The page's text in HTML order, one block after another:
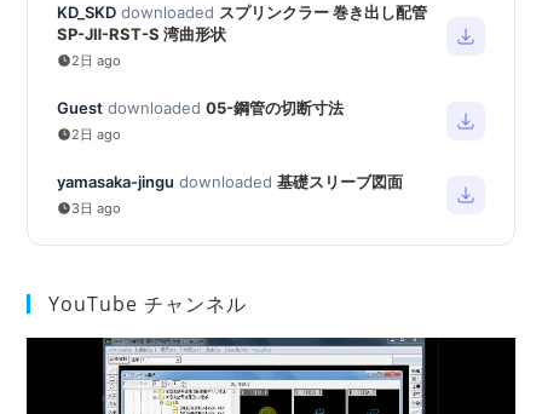
KD_SKD downloaded スプリンクラー 巻き出し配管
SP-JⅡ-RST-S 湾曲形状
2日 ago
Guest downloaded 05-鋼管の切断寸法
2日 ago
yamasaka-jingu downloaded 基礎スリーブ図面
3日 ago
YouTube チャンネル